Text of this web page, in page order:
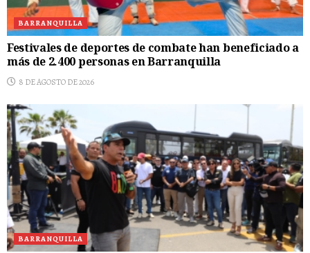
BARRANQUILLA
Festivales de deportes de combate han beneficiado a
más de 2.400 personas en Barranquilla
8 DE AGOSTO DE 2026
BARRANQUILLA